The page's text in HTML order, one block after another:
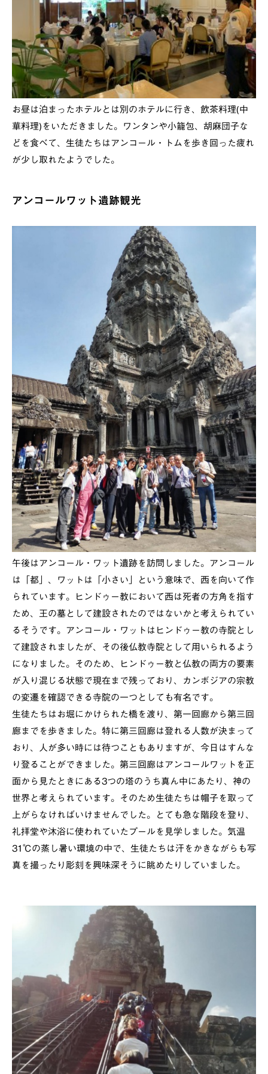
お昼は泊まったホテルとは別のホテルに行き、飲茶料理(中
華料理)をいただきました。ワンタンや小籠包、胡麻団子な
どを食べて、生徒たちはアンコール・トムを歩き回った疲れ
が少し取れたようでした。
アンコールワット遺跡観光
午後はアンコール・ワット遺跡を訪問しました。アンコール
は「都」、ワットは「小さい」という意味で、西を向いて作
られています。ヒンドゥー教において西は死者の方角を指す
ため、王の墓として建設されたのではないかと考えられてい
るそうです。アンコール・ワットはヒンドゥー教の寺院とし
て建設されましたが、その後仏教寺院として用いられるよう
になりました。そのため、ヒンドゥー教と仏教の両方の要素
が入り混じる状態で現在まで残っており、カンボジアの宗教
の変遷を確認できる寺院の一つとしても有名です。
生徒たちはお堀にかけられた橋を渡り、第一回廊から第三回
廊までを歩きました。特に第三回廊は登れる人数が決まって
おり、人が多い時には待つこともありますが、今日はすんな
り登ることができました。第三回廊はアンコールワットを正
面から見たときにある3つの塔のうち真ん中にあたり、神の
世界と考えられています。そのため生徒たちは帽子を取って
上がらなければいけませんでした。とても急な階段を登り、
礼拝堂や沐浴に使われていたプールを見学しました。気温
31℃の蒸し暑い環境の中で、生徒たちは汗をかきながらも写
真を撮ったり彫刻を興味深そうに眺めたりしていました。